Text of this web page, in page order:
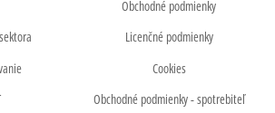
Obchodné podmienky
Licenčné podmienky
Cookies
Obchodné podmienky - spotrebiteľ